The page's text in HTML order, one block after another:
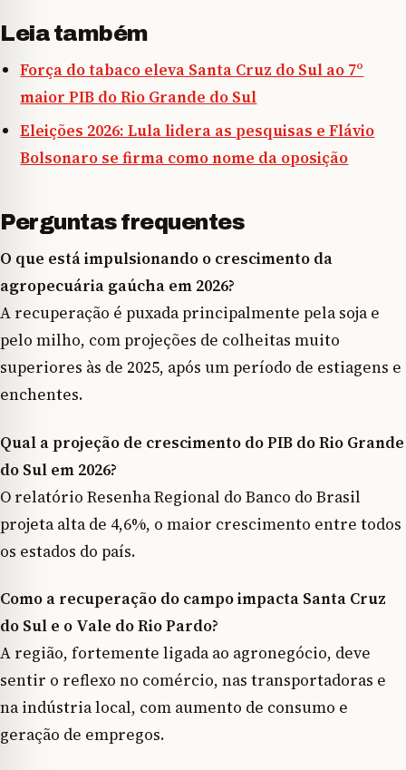
Leia também
Força do tabaco eleva Santa Cruz do Sul ao 7º
maior PIB do Rio Grande do Sul
Eleições 2026: Lula lidera as pesquisas e Flávio
Bolsonaro se firma como nome da oposição
Perguntas frequentes
O que está impulsionando o crescimento da
agropecuária gaúcha em 2026?
A recuperação é puxada principalmente pela soja e
pelo milho, com projeções de colheitas muito
superiores às de 2025, após um período de estiagens e
enchentes.
Qual a projeção de crescimento do PIB do Rio Grande
do Sul em 2026?
O relatório Resenha Regional do Banco do Brasil
projeta alta de 4,6%, o maior crescimento entre todos
os estados do país.
Como a recuperação do campo impacta Santa Cruz
do Sul e o Vale do Rio Pardo?
A região, fortemente ligada ao agronegócio, deve
sentir o reflexo no comércio, nas transportadoras e
na indústria local, com aumento de consumo e
geração de empregos.